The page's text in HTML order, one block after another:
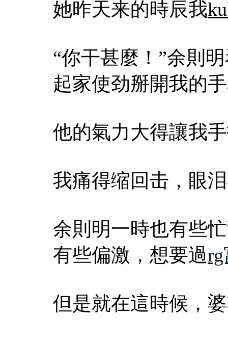
她昨天来的時辰我
“你干甚麼！”余則
起家使劲掰開我的
他的氣力大得讓我
我痛得缩回击，眼
余則明一時也有些
有些偏激，想要過
但是就在這時候，